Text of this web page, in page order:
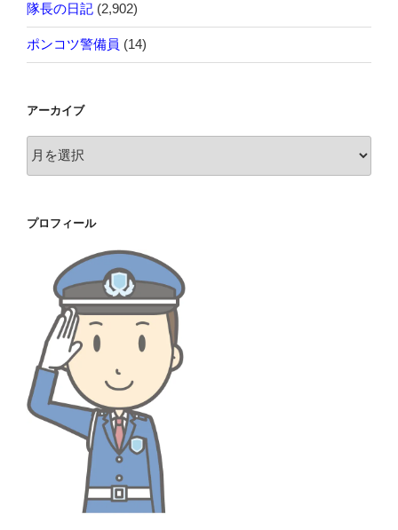
隊長の日記 (2,902)
ポンコツ警備員 (14)
アーカイブ
ー
ブ
プロフィール